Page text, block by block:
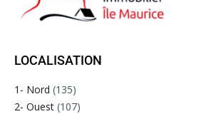
LOCALISATION
1- Nord (135)
2- Ouest (107)